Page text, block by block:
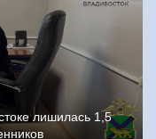
лишилась 1,5